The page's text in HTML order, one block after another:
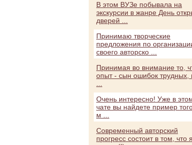
В этом ВУЗе побывала на
экскурсии в жанре День
дверей ...
Принимаю творческие
предложения по
своего авторско ...
Принимая во внимание то,
опыт - сын ошибок трудных,
Очень интересно! Уже в
чате вы найдете пример
м ...
Современный авторский
прогресс состоит в том, что я